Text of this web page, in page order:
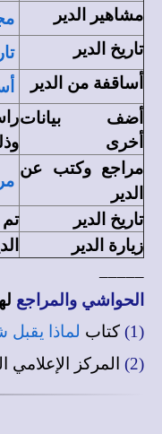
مشاهير الدير
تاريخ الدير
أساقفة من الدير
أضف بيانات
أخرى
مراجع وكتب عن
الدير
تاريخ الدير تم
زيارة الدير
الحواشي والمراجع
(1)
كتاب لماذا يقبل
(2) المركز الإعلامي القبطي